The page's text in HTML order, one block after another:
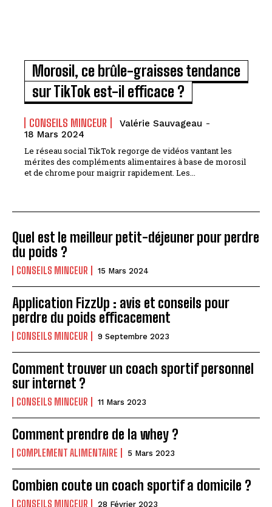
Morosil, ce brûle-graisses tendance
sur TikTok est-il efficace ?
CONSEILS MINCEUR Valérie Sauvageau -
18 Mars 2024
Le réseau social TikTok regorge de vidéos vantant les
mérites des compléments alimentaires à base de morosil
et de chrome pour maigrir rapidement. Les...
Quel est le meilleur petit-déjeuner pour perdre
du poids ?
CONSEILS MINCEUR 15 Mars 2024
Application FizzUp : avis et conseils pour
perdre du poids efficacement
CONSEILS MINCEUR 9 Septembre 2023
Comment trouver un coach sportif personnel
sur internet ?
CONSEILS MINCEUR 11 Mars 2023
Comment prendre de la whey ?
COMPLEMENT ALIMENTAIRE 5 Mars 2023
Combien coute un coach sportif a domicile ?
CONSEILS MINCEUR 28 Février 2023